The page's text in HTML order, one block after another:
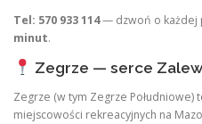
Tel: 570 933 114— dzwoń o każdej
minut.
Zegrze — serce
Zegrze (w tym Zegrze Południowe)
miejscowości rekreacyjnych na